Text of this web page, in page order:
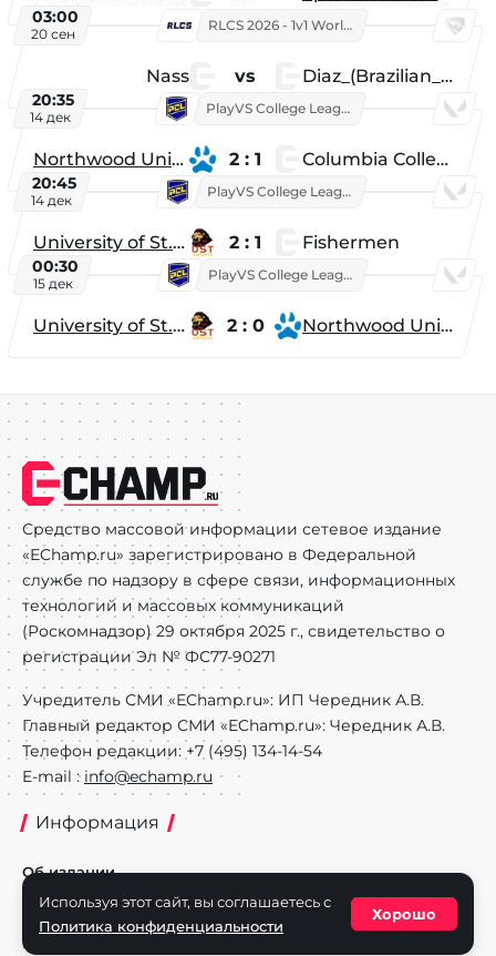
03:00
20 сен
RLCS 2026 - 1v1 World Championship
Nass vs Diaz_(Brazilian_Player)
20:35
14 дек
PlayVS College League 2025: Fall
Northwood University 2 : 1 Columbia College
20:45
14 дек
PlayVS College League 2025: Fall
University of St. Thomas 2 : 1 Fishermen
00:30
15 дек
PlayVS College League 2025: Fall
University of St. Thomas 2 : 0 Northwood University
Средство массовой информации сетевое издание
«EChamp.ru» зарегистрировано в Федеральной
службе по надзору в сфере связи, информационных
технологий и массовых коммуникаций
(Роскомнадзор) 29 октября 2025 г., свидетельство о
регистрации Эл № ФС77-90271
Учредитель СМИ «EChamp.ru»: ИП Чередник А.В.
Главный редактор СМИ «EChamp.ru»: Чередник А.В.
Телефон редакции: +7 (495) 134-14-54
E-mail : info@echamp.ru
Информация
Об издании
Реклама на портале
Политика конфиденциальности
Используя этот сайт, вы соглашаетесь с
Политика конфиденциальности
Хорошо